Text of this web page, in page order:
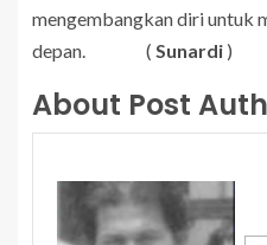
mengembangkan diri untuk
depan. ( Sunardi )
About Post